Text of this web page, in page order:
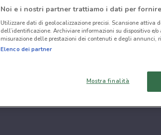
Noi e i nostri partner trattiamo i dati per
Utilizzare dati di geolocalizzazione precisi. Scansione attiva
dell’identificazione. Archiviare informazioni su dispositivo e/
misurazione delle prestazioni dei contenuti e degli annunci,
Elenco dei partner
Mostra finalità